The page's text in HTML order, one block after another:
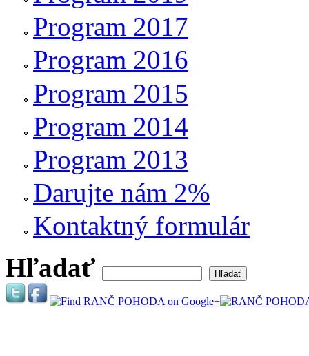
Program 2017
Program 2016
Program 2015
Program 2014
Program 2013
Darujte nám 2%
Kontaktný formulár
Vyhľadávanie
Hľadať